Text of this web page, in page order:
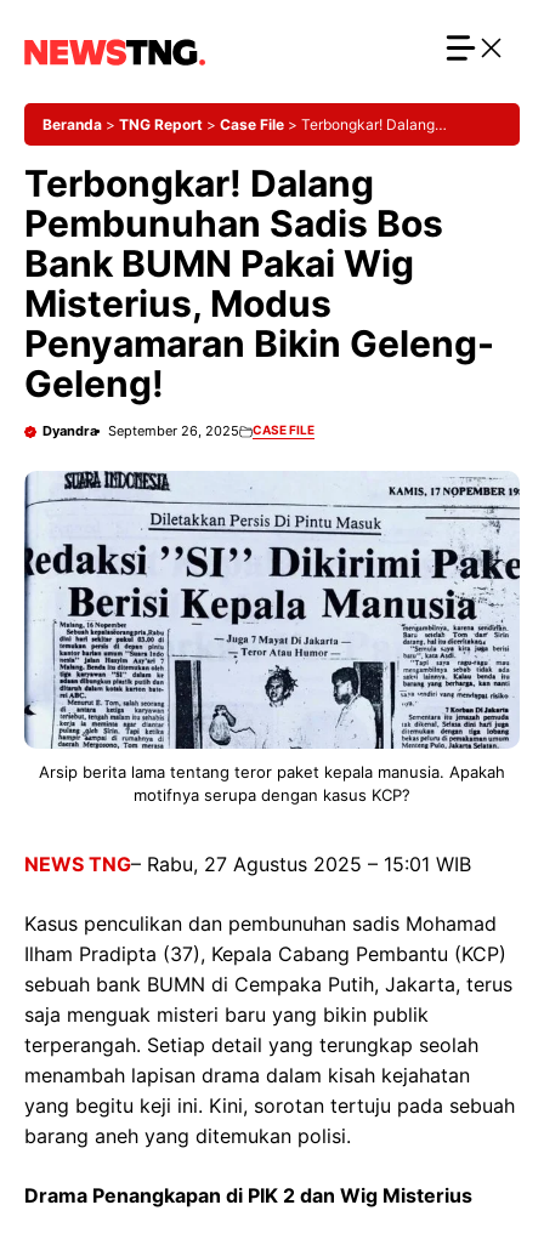
Beranda > TNG Report > Case File > Terbongkar! Dalang
Penyamaran Bikin Geleng-Geleng!
Terbongkar! Dalang
Pembunuhan Sadis Bos
Bank BUMN Pakai Wig
Misterius, Modus
Penyamaran Bikin Geleng-
Geleng!
Dyandra September 26, 2025 CASE FILE
Arsip berita lama tentang teror paket kepala manusia. Apakah
motifnya serupa dengan kasus KCP?
NEWS TNG– Rabu, 27 Agustus 2025 – 15:01 WIB
Kasus penculikan dan pembunuhan sadis Mohamad
Ilham Pradipta (37), Kepala Cabang Pembantu (KCP)
sebuah bank BUMN di Cempaka Putih, Jakarta, terus
saja menguak misteri baru yang bikin publik
terperangah. Setiap detail yang terungkap seolah
menambah lapisan drama dalam kisah kejahatan
yang begitu keji ini. Kini, sorotan tertuju pada sebuah
barang aneh yang ditemukan polisi.
Drama Penangkapan di PIK 2 dan Wig Misterius